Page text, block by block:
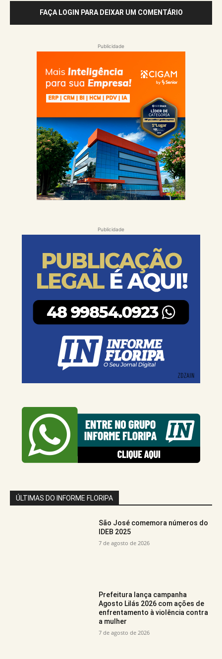
FAÇA LOGIN PARA DEIXAR UM COMENTÁRIO
Publicidade
Publicidade
ÚLTIMAS DO INFORME FLORIPA
São José comemora números do
IDEB 2025
7 de agosto de 2026
Prefeitura lança campanha
Agosto Lilás 2026 com ações de
enfrentamento à violência contra
a mulher
7 de agosto de 2026